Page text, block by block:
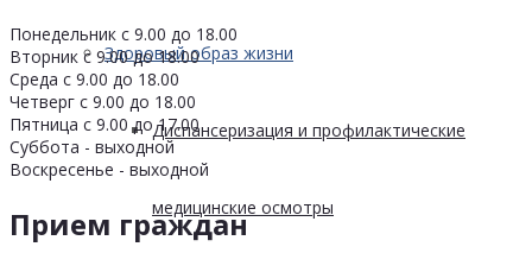
Здоровый образ жизни
Диспансеризация и профилактические
медицинские осмотры
Понедельник с 9.00 до 18.00
Вторник с 9.00 до 18.00
Среда с 9.00 до 18.00
Четверг с 9.00 до 18.00
Пятница с 9.00 до 17.00
Суббота - выходной
Воскресенье - выходной
Прием граждан